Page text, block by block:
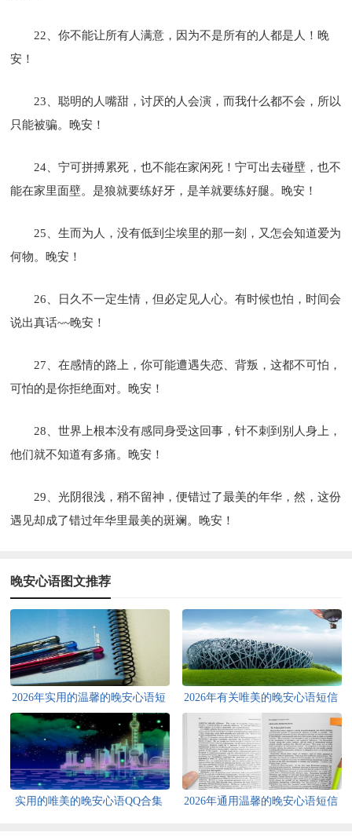
22、你不能让所有人满意，因为不是所有的人都是人！晚
安！
23、聪明的人嘴甜，讨厌的人会演，而我什么都不会，所以
只能被骗。晚安！
24、宁可拼搏累死，也不能在家闲死！宁可出去碰壁，也不
能在家里面壁。是狼就要练好牙，是羊就要练好腿。晚安！
25、生而为人，没有低到尘埃里的那一刻，又怎会知道爱为
何物。晚安！
26、日久不一定生情，但必定见人心。有时候也怕，时间会
说出真话~~晚安！
27、在感情的路上，你可能遭遇失恋、背叛，这都不可怕，
可怕的是你拒绝面对。晚安！
28、世界上根本没有感同身受这回事，针不刺到别人身上，
他们就不知道有多痛。晚安！
29、光阴很浅，稍不留神，便错过了最美的年华，然，这份
遇见却成了错过年华里最美的斑斓。晚安！
晚安心语图文推荐
2026年实用的温馨的晚安心语短
信大汇总60句
2026年有关唯美的晚安心语短信
35句
实用的唯美的晚安心语QQ合集
2026年通用温馨的晚安心语短信